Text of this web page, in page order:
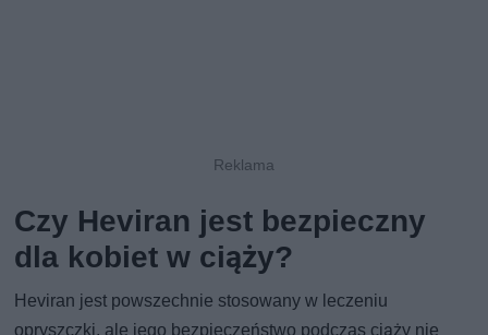
Czy Heviran jest bezpieczny
dla kobiet w ciąży?
Heviran jest powszechnie stosowany w leczeniu
opryszczki, ale jego bezpieczeństwo podczas ciąży nie